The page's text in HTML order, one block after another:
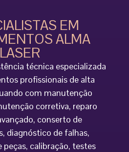
EM
ALMA
LASER
técnica especializada
profissionais de alta
com manutenção
corretiva, reparo
conserto de
diagnóstico de falhas,
calibração, testes